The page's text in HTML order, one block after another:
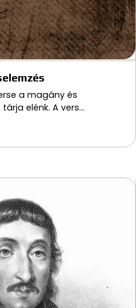
a magány és
elénk. A vers…